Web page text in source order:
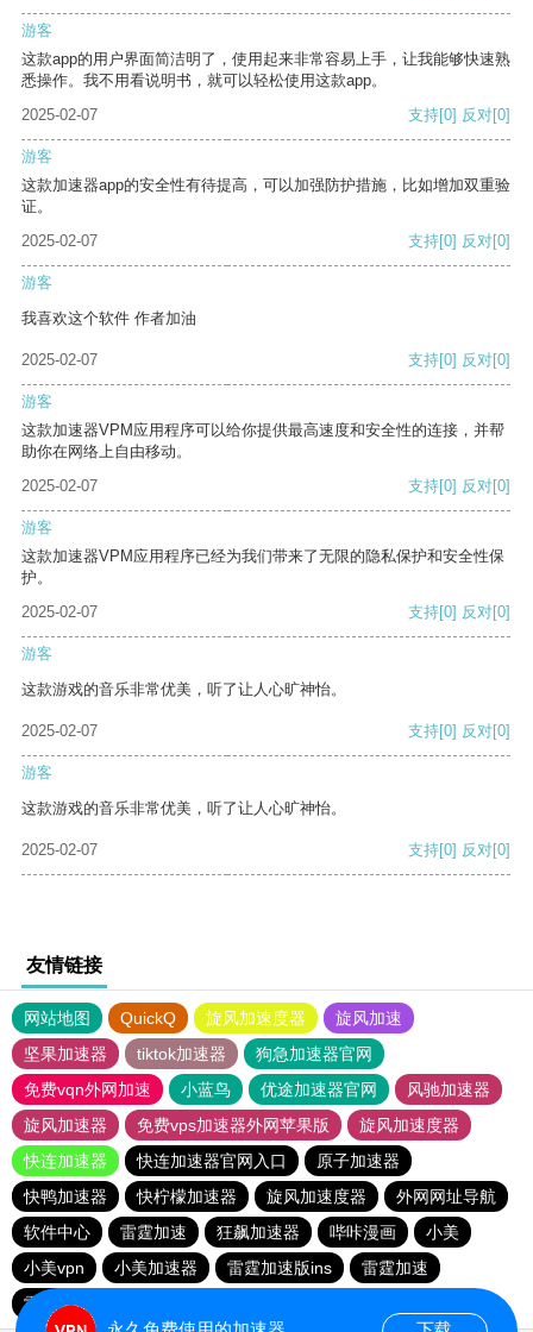
游客
这款app的用户界面简洁明了，使用起来非常容易上手，让我能够快速熟
悉操作。我不用看说明书，就可以轻松使用这款app。
2025-02-07
支持[0] 反对[0]
游客
这款加速器app的安全性有待提高，可以加强防护措施，比如增加双重验
证。
2025-02-07
支持[0] 反对[0]
游客
我喜欢这个软件 作者加油
2025-02-07 支持[0] 反对[0]
游客
这款加速器VPM应用程序可以给你提供最高速度和安全性的连接，并帮
助你在网络上自由移动。
2025-02-07
支持[0] 反对[0]
游客
这款加速器VPM应用程序已经为我们带来了无限的隐私保护和安全性保
护。
2025-02-07
支持[0] 反对[0]
游客
这款游戏的音乐非常优美，听了让人心旷神怡。
2025-02-07 支持[0] 反对[0]
游客
这款游戏的音乐非常优美，听了让人心旷神怡。
2025-02-07 支持[0] 反对[0]
友情链接
网站地图 QuickQ 旋风加速度器
旋风加速
坚果加速器
tiktok加速器
狗急加速器官网
免费vqn外网加速
小蓝鸟 优途加速器官网
风驰加速器
旋风加速器
免费vps加速器外网苹果版
旋风加速度器
快连加速器
快连加速器官网入口
原子加速器
快鸭加速器
快柠檬加速器 旋风加速度器
外网网址导航
软件中心
雷霆加速 狂飙加速器 哔咔漫画
小美
小美vpn
小美加速器 雷霆加速版ins
雷霆加速
雷霆加速下载